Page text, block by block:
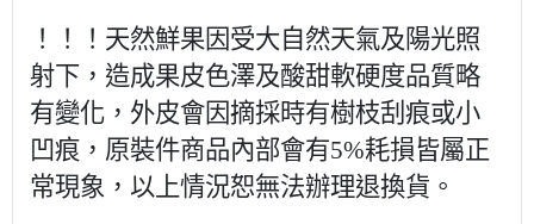
！！！天然鮮果因受大自然天氣及陽光照
射下，造成果皮色澤及酸甜軟硬度品質略
有變化，外皮會因摘採時有樹枝刮痕或小
凹痕，原裝件商品內部會有5%耗損皆屬正
常現象，以上情況恕無法辦理退換貨。